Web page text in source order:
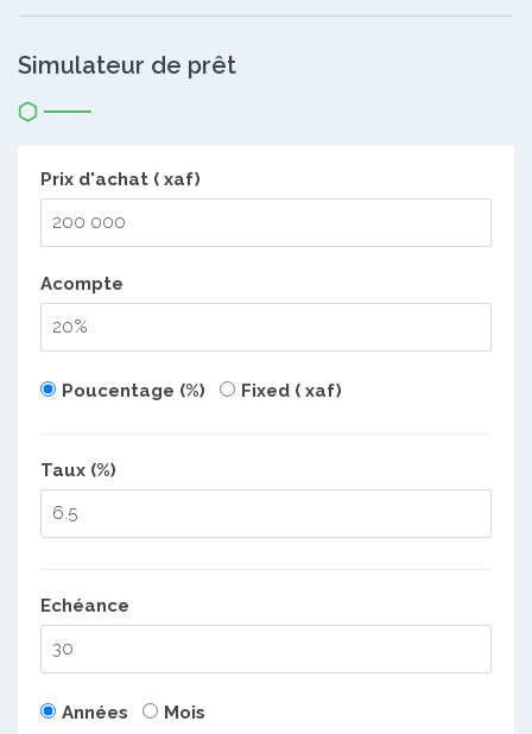
Simulateur de prêt
Prix d'achat ( xaf)
Acompte
Poucentage (%) Fixed ( xaf)
Taux (%)
Echéance
Années Mois